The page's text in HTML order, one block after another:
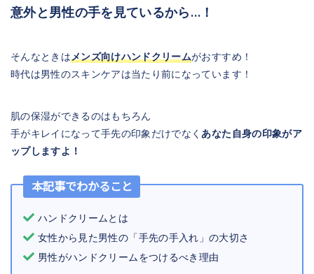
意外と男性の手を見ているから…！
そんなときはメンズ向けハンドクリームがおすすめ！
時代は男性のスキンケアは当たり前になっています！
肌の保湿ができるのはもちろん
手がキレイになって手先の印象だけでなくあなた自身の印象がア
ップしますよ！
本記事でわかること
ハンドクリームとは
女性から見た男性の「手先の手入れ」の大切さ
男性がハンドクリームをつけるべき理由